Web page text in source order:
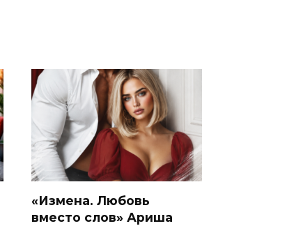
«Измена. Любовь
вместо слов» Ариша